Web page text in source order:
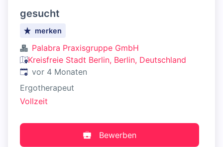
gesucht
merken
Palabra Praxisgruppe GmbH
Kreisfreie Stadt Berlin, Berlin, Deutschland
Veröffentlicht:
vor 4 Monaten
Ergotherapeut
Vollzeit
Bewerben